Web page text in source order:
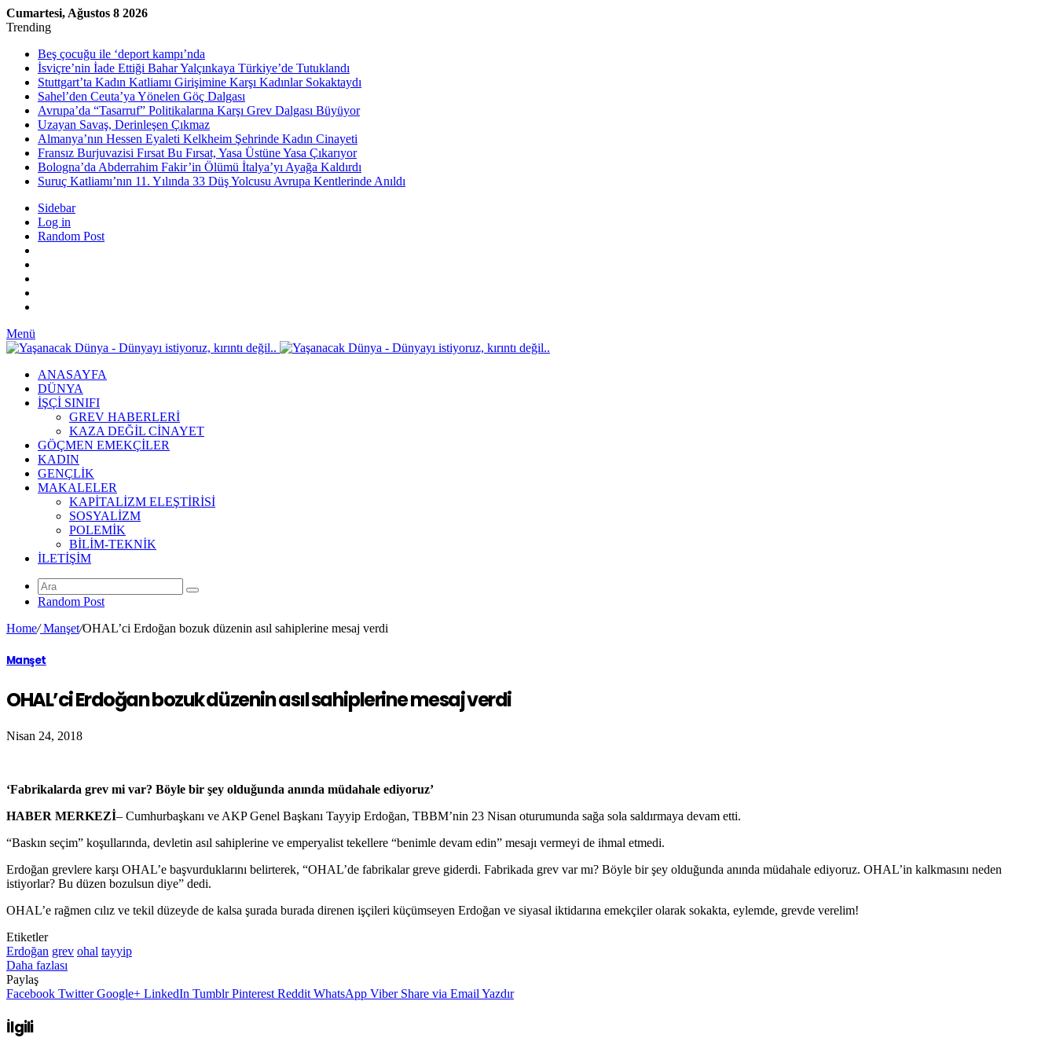
Cumartesi, Ağustos 8 2026
Trending
Beş çocuğu ile ‘deport kampı’nda
İsviçre’nin İade Ettiği Bahar Yalçınkaya Türkiye’de Tutuklandı
Stuttgart’ta Kadın Katliamı Girişimine Karşı Kadınlar Sokaktaydı
Sahel’den Ceuta’ya Yönelen Göç Dalgası
Avrupa’da “Tasarruf” Politikalarına Karşı Grev Dalgası Büyüyor
Uzayan Savaş, Derinleşen Çıkmaz
Almanya’nın Hessen Eyaleti Kelkheim Şehrinde Kadın Cinayeti
Fransız Burjuvazisi Fırsat Bu Fırsat, Yasa Üstüne Yasa Çıkarıyor
Bologna’da Abderrahim Fakir’in Ölümü İtalya’yı Ayağa Kaldırdı
Suruç Katliamı’nın 11. Yılında 33 Düş Yolcusu Avrupa Kentlerinde Anıldı
Sidebar
Log in
Random Post
Menü
ANASAYFA
DÜNYA
İŞÇİ SINIFI
GREV HABERLERİ
KAZA DEĞİL CİNAYET
GÖÇMEN EMEKÇİLER
KADIN
GENÇLİK
MAKALELER
KAPİTALİZM ELEŞTİRİSİ
SOSYALİZM
POLEMİK
BİLİM-TEKNİK
ILETIŞIM
Random Post
Home/Manşet/OHAL’ci Erdoğan bozuk düzenin asıl sahiplerine mesaj verdi
Manşet
OHAL’ci Erdoğan bozuk düzenin asıl sahiplerine mesaj verdi
Nisan 24, 2018
‘Fabrikalarda grev mi var? Böyle bir şey olduğunda anında müdahale ediyoruz’
HABER MERKEZİ– Cumhurbaşkanı ve AKP Genel Başkanı Tayyip Erdoğan, TBBM’nin 23 Nisan oturumunda sağa sola saldırmaya devam etti.
“Baskın seçim” koşullarında, devletin asıl sahiplerine ve emperyalist tekellere “benimle devam edin” mesajı vermeyi de ihmal etmedi.
Erdoğan grevlere karşı OHAL’e başvurduklarını belirterek, “OHAL’de fabrikalar greve giderdi. Fabrikada grev var mı? Böyle bir şey olduğunda anında müdahale ediyoruz. OHAL’in kalkmasını neden
istiyorlar? Bu düzen bozulsun diye” dedi.
OHAL’e rağmen cılız ve tekil düzeyde de kalsa şurada burada direnen işçileri küçümseyen Erdoğan ve siyasal iktidarına emekçiler olarak sokakta, eylemde, grevde verelim!
Etiketler
Erdoğan grev ohal tayyip
Daha fazlası
Paylaş
Facebook Twitter Google+ LinkedIn Tumblr Pinterest Reddit WhatsApp Viber Share via Email Yazdır
İlgili